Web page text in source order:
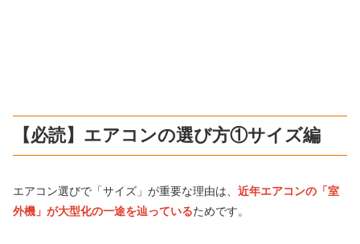
【必読】エアコンの選び方①サイズ編
エアコン選びで「サイズ」が重要な理由は、 近年エアコンの「室
外機」が大型化の一途を辿っているためです。